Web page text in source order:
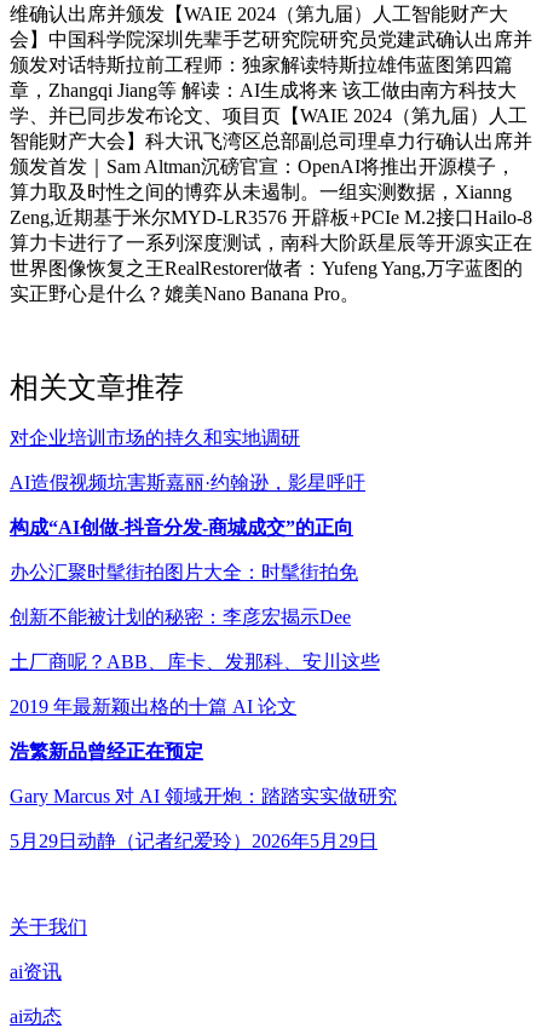
维确认出席并颁发【WAIE 2024（第九届）人工智能财产大
会】中国科学院深圳先辈手艺研究院研究员党建武确认出席并
颁发对话特斯拉前工程师：独家解读特斯拉雄伟蓝图第四篇
章，Zhangqi Jiang等 解读：AI生成将来 该工做由南方科技大
学、并已同步发布论文、项目页【WAIE 2024（第九届）人工
智能财产大会】科大讯飞湾区总部副总司理卓力行确认出席并
颁发首发｜Sam Altman沉磅官宣：OpenAI将推出开源模子，
算力取及时性之间的博弈从未遏制。一组实测数据，Xianng
Zeng,近期基于米尔MYD-LR3576 开辟板+PCIe M.2接口Hailo-8
算力卡进行了一系列深度测试，南科大阶跃星辰等开源实正在
世界图像恢复之王RealRestorer做者：Yufeng Yang,万字蓝图的
实正野心是什么？媲美Nano Banana Pro。
相关文章推荐
对企业培训市场的持久和实地调研
AI造假视频坑害斯嘉丽·约翰逊，影星呼吁
构成“AI创做-抖音分发-商城成交”的正向
办公汇聚时髦街拍图片大全：时髦街拍免
创新不能被计划的秘密：李彦宏揭示Dee
土厂商呢？ABB、库卡、发那科、安川这些
2019 年最新颖出格的十篇 AI 论文
浩繁新品曾经正在预定
Gary Marcus 对 AI 领域开炮：踏踏实实做研究
5月29日动静（记者纪爱玲）2026年5月29日
关于我们
ai资讯
ai动态